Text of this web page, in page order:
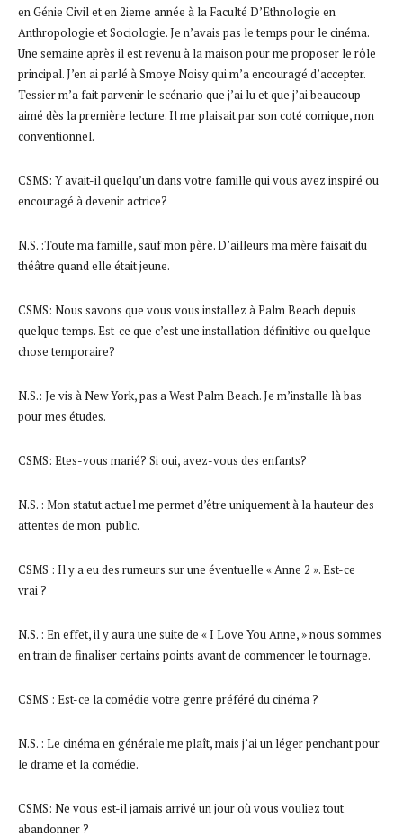
en Génie Civil et en 2ieme année à la Faculté D’Ethnologie en
Anthropologie et Sociologie. Je n’avais pas le temps pour le cinéma.
Une semaine après il est revenu à la maison pour me proposer le rôle
principal. J’en ai parlé à Smoye Noisy qui m’a encouragé d’accepter.
Tessier m’a fait parvenir le scénario que j’ai lu et que j’ai beaucoup
aimé dès la première lecture. Il me plaisait par son coté comique, non
conventionnel.
CSMS: Y avait-il quelqu’un dans votre famille qui vous avez inspiré ou
encouragé à devenir actrice?
N.S. :Toute ma famille, sauf mon père. D’ailleurs ma mère faisait du
théâtre quand elle était jeune.
CSMS: Nous savons que vous vous installez à Palm Beach depuis
quelque temps. Est-ce que c’est une installation définitive ou quelque
chose temporaire?
N.S.: Je vis à New York, pas a West Palm Beach. Je m’installe là bas
pour mes études.
CSMS: Etes-vous marié? Si oui, avez-vous des enfants?
N.S. : Mon statut actuel me permet d’être uniquement à la hauteur des
attentes de mon public.
CSMS : Il y a eu des rumeurs sur une éventuelle « Anne 2 ». Est-ce
vrai ?
N.S. : En effet, il y aura une suite de « I Love You Anne, » nous sommes
en train de finaliser certains points avant de commencer le tournage.
CSMS : Est-ce la comédie votre genre préféré du cinéma ?
N.S. : Le cinéma en générale me plaît, mais j’ai un léger penchant pour
le drame et la comédie.
CSMS: Ne vous est-il jamais arrivé un jour où vous vouliez tout
abandonner ?